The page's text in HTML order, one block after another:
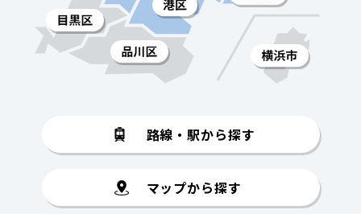
路線・駅から探す
マップから探す